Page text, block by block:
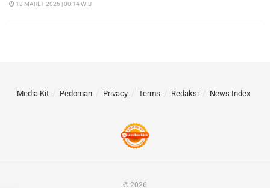
18 MARET 2026 | 00:14 WIB
Media Kit Pedoman Privacy Terms Redaksi News Index
© 2026